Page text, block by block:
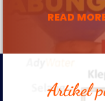
READ
Artikel